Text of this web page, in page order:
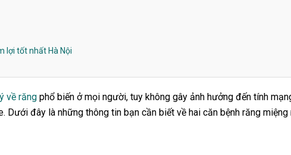
lợi tốt nhất Hà Nội
về răng phổ biến ở mọi người, tuy không gây ảnh hưởng đến tính
Dưới đây là những thông tin bạn cần biết về hai căn bệnh răng miệng